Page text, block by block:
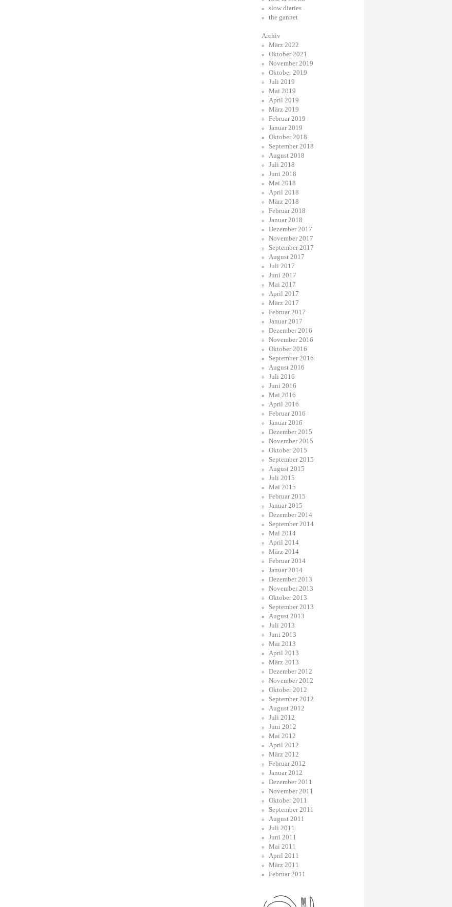
slow diaries
the gannet
Archiv
März 2022
Oktober 2021
November 2019
Oktober 2019
Juli 2019
Mai 2019
April 2019
März 2019
Februar 2019
Januar 2019
Oktober 2018
September 2018
August 2018
Juli 2018
Juni 2018
Mai 2018
April 2018
März 2018
Februar 2018
Januar 2018
Dezember 2017
November 2017
September 2017
August 2017
Juli 2017
Juni 2017
Mai 2017
April 2017
März 2017
Februar 2017
Januar 2017
Dezember 2016
November 2016
Oktober 2016
September 2016
August 2016
Juli 2016
Juni 2016
Mai 2016
April 2016
Februar 2016
Januar 2016
Dezember 2015
November 2015
Oktober 2015
September 2015
August 2015
Juli 2015
Mai 2015
Februar 2015
Januar 2015
Dezember 2014
September 2014
Mai 2014
April 2014
März 2014
Februar 2014
Januar 2014
Dezember 2013
November 2013
Oktober 2013
September 2013
August 2013
Juli 2013
Juni 2013
Mai 2013
April 2013
März 2013
Dezember 2012
November 2012
Oktober 2012
September 2012
August 2012
Juli 2012
Juni 2012
Mai 2012
April 2012
März 2012
Februar 2012
Januar 2012
Dezember 2011
November 2011
Oktober 2011
September 2011
August 2011
Juli 2011
Juni 2011
Mai 2011
April 2011
März 2011
Februar 2011